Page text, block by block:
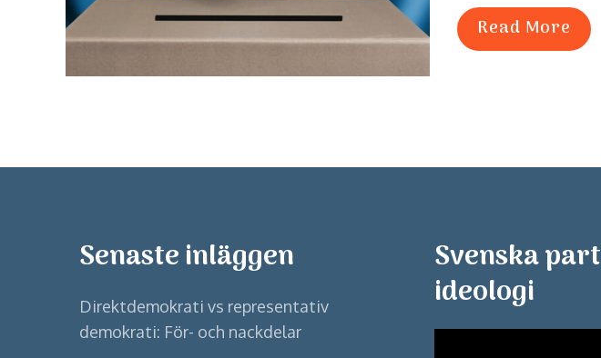
Read More
Senaste inläggen
Direktdemokrati vs representativ
demokrati: För- och nackdelar
Svenska
ideologi